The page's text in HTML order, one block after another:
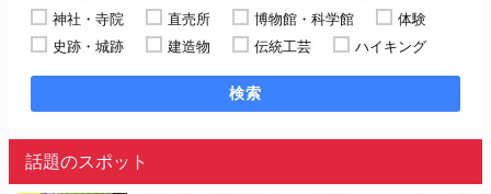
神社・寺院
直売所 博物館・科学館
体験
史跡・城跡
建造物 伝統工芸 ハイキング
検索
話題のスポット